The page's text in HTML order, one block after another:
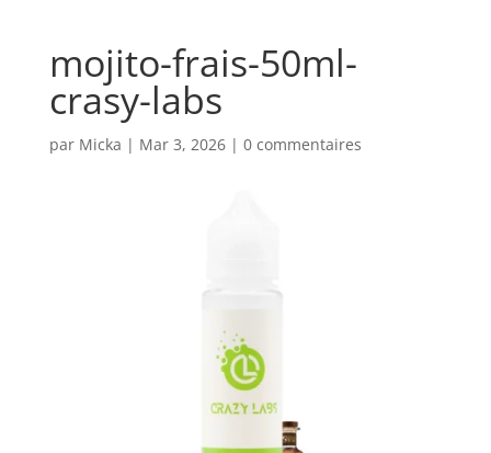
mojito-frais-50ml-
crasy-labs
par Micka | Mar 3, 2026| 0 commentaires